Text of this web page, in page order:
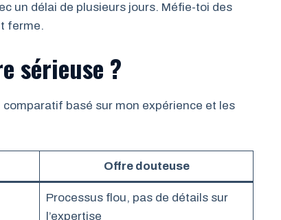
un délai de plusieurs jours. Méfie-toi des
ferme.
sérieuse ?
comparatif basé sur mon expérience et les
Offre douteuse
Processus flou, pas de détails sur
l’expertise